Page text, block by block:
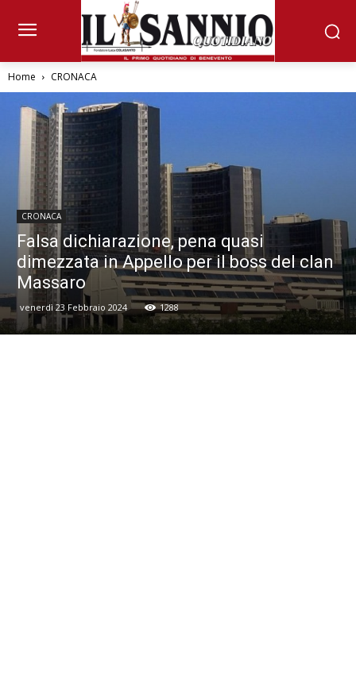
Home CRONACA
CRONACA
Falsa dichiarazione, pena quasi
dimezzata in Appello per il boss del clan
Massaro
venerdì 23 Febbraio 2024 1288